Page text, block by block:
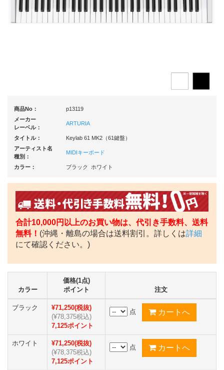
商品No：
p13119
メーカー
レーベル：
ARTURIA
タイトル：
Keylab 61 MK2（61鍵盤）
アーティスト名
種別：
MIDIキーボード
カラー： ブラック ホワイト
合計10,000円以上のお買い物は、代引き手数料、送料
無料！ (沖縄・離島の場合は送料割引。詳しくは詳細
にて確認ください。)
カラー
価格(1点)
ポイント
注文
ブラック
¥71,250(税抜)
(¥78,375税込)
7,125ポイント
点
ホワイト
¥71,250(税抜)
(¥78,375税込)
7,125ポイント
点